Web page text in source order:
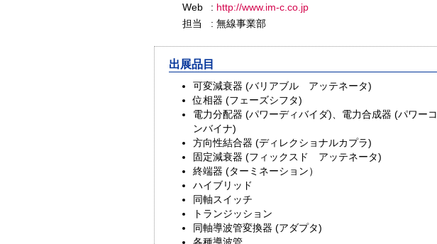
Web
: http://www.im-c.co.jp
担当
: 無線事業部
出展品目
可変減衰器 (バリアブル アッテネータ)
位相器 (フェーズシフタ)
電力分配器 (パワーディバイダ)、電力合成器 (パワーコ
ンバイナ)
方向性結合器 (ディレクショナルカプラ)
固定減衰器 (フィックスド アッテネータ)
終端器 (ターミネーション）
ハイブリッド
同軸スイッチ
トランジッション
同軸導波管変換器 (アダプタ)